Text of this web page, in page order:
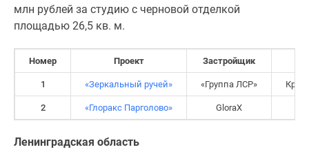
застройщиком
Мнение
Студии
Ипотечный
калькулятор
Новости
Новостройки
млн рублей за студию с черновой отделкой
площадью 26,5 кв. м.
Номер Проект Застройщик
1 «Зеркальный ручей» «Группа ЛСР»
2 «Глоракс Парголово» GloraX
Ленинградская область